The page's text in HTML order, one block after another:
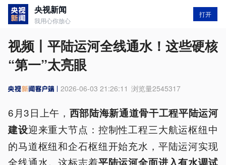
央视新闻
我用心你放心
打开
视频丨平陆运河全线通水！这些硬核
“第一”太亮眼
2026-06-03 21:26:11 浏览量2545317
6月3日上午， 西部陆海新通道骨干工程平陆运河
建设迎来重大节点：控制性工程三大航运枢纽中
的马道枢纽和企石枢纽开始充水，平陆运河实现
全线通水。这标志着平陆运河全面进入有水调试